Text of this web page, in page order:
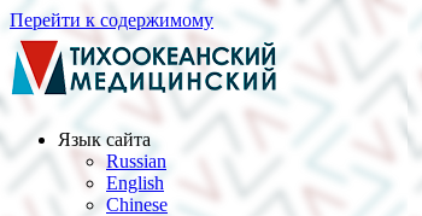
Перейти к содержимому
Язык cайта
Russian
English
Chinese